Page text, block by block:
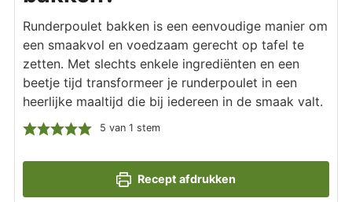
Runderpoulet bakken is een eenvoudige manier om
een smaakvol en voedzaam gerecht op tafel te
zetten. Met slechts enkele ingrediënten en een
beetje tijd transformeer je runderpoulet in een
heerlijke maaltijd die bij iedereen in de smaak valt.
5 van 1 stem
Recept afdrukken